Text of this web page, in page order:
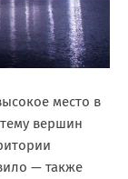
место в
вершин
— также